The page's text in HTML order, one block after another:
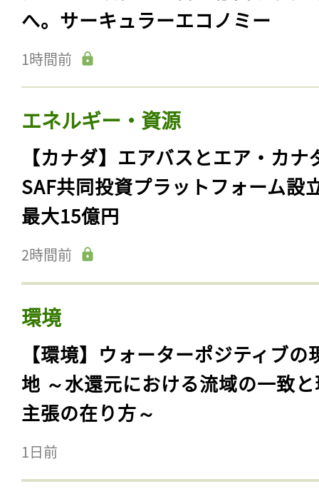
へ。サーキュラーエコノミー
1時間前
エネルギー・資源
【カナダ】エアバスとエア・カナ
SAF共同投資プラットフォーム設
最大15億円
2時間前
環境
【環境】ウォーターポジティブの
地 ～水還元における流域の一致
主張の在り方～
1日前